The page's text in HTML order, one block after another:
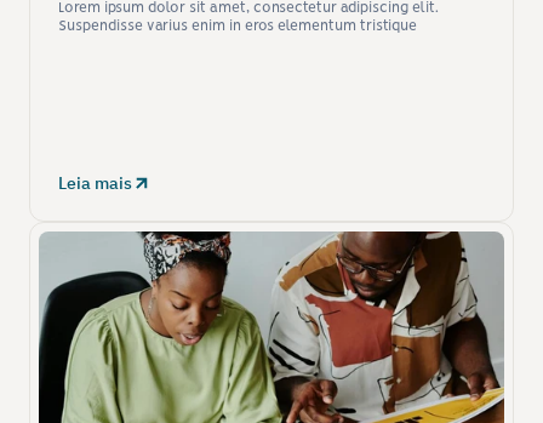
Lorem ipsum dolor sit amet, consectetur adipiscing elit.
Suspendisse varius enim in eros elementum tristique
Leia mais